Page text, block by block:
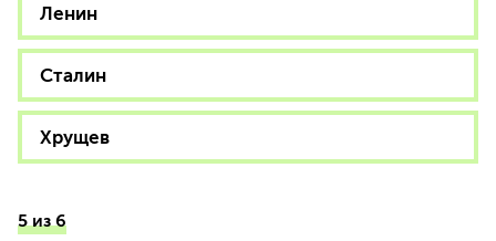
Ленин
Сталин
Хрущев
5 из 6